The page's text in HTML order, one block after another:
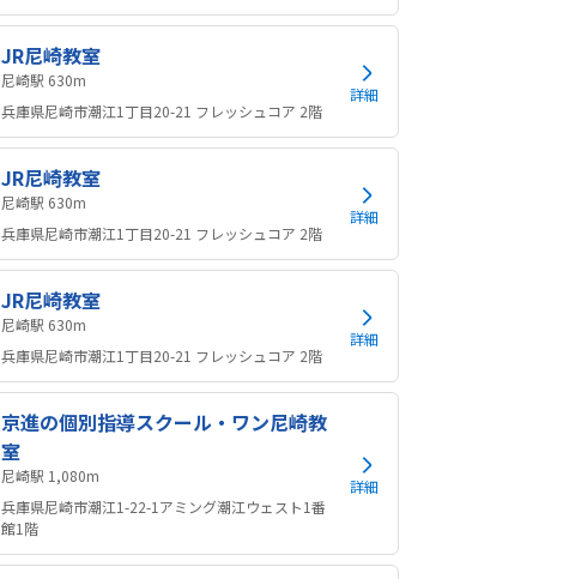
JR尼崎教室
尼崎駅 630m
兵庫県尼崎市潮江1丁目20-21 フレッシュコア 2階
詳細
JR尼崎教室
尼崎駅 630m
兵庫県尼崎市潮江1丁目20-21 フレッシュコア 2階
詳細
JR尼崎教室
尼崎駅 630m
兵庫県尼崎市潮江1丁目20-21 フレッシュコア 2階
詳細
京進の個別指導スクール・ワン尼崎教
室
尼崎駅 1,080m
兵庫県尼崎市潮江1-22-1アミング潮江ウェスト1番
館1階
詳細